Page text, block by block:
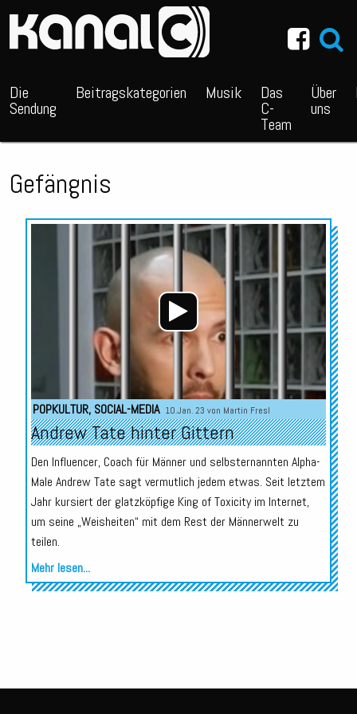
Die
Sendung
Beitragskategorien Musik Das
C-
Team
Über
uns
Gefängnis
Audio-
Player
POPKULTUR, SOCIAL-MEDIA 10.Jan. 23 von Martin Fresl
Andrew Tate hinter Gittern
Den Influencer, Coach für Männer und selbsternannten Alpha-
Male Andrew Tate sagt vermutlich jedem etwas. Seit letztem
Jahr kursiert der glatzköpfige King of Toxicity im Internet,
um seine „Weisheiten“ mit dem Rest der Männerwelt zu
teilen.
Mehr lesen...